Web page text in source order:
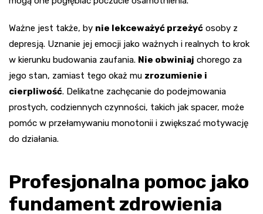
Ważne jest także, by nie lekceważyć przeżyć osoby z
depresją. Uznanie jej emocji jako ważnych i realnych to krok
w kierunku budowania zaufania. Nie obwiniaj chorego za
jego stan, zamiast tego okaż mu zrozumienie i
cierpliwość. Delikatne zachęcanie do podejmowania
prostych, codziennych czynności, takich jak spacer, może
pomóc w przełamywaniu monotonii i zwiększać motywację
do działania.
Profesjonalna pomoc jako
fundament zdrowienia